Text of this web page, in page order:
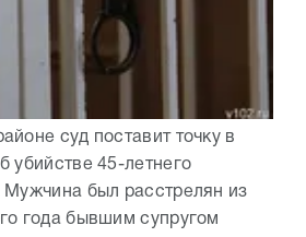
суд поставит точку в
убийстве 45-летнего
Мужчина был расстрелян из
года бывшим супругом